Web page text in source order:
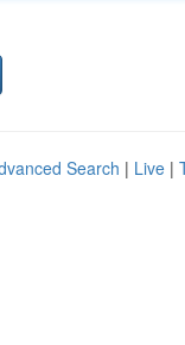
Search | Live |